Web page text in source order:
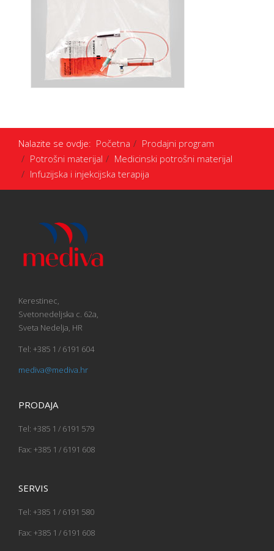
Nalazite se ovdje: Početna
Prodajni program
Potrošni materijal
Medicinski potrošni materijal
Infuzijska i injekcijska terapija
Kerestinec,
Svetonedeljska c. 62a,
Sveta Nedelja, HR
Tel: +385 1 / 6191 604
mediva@mediva.hr
PRODAJA
Tel: +385 1 / 6191 579
Fax: +385 1 / 6191 608
SERVIS
Tel: +385 1 / 6191 580
Fax: +385 1 / 6191 608